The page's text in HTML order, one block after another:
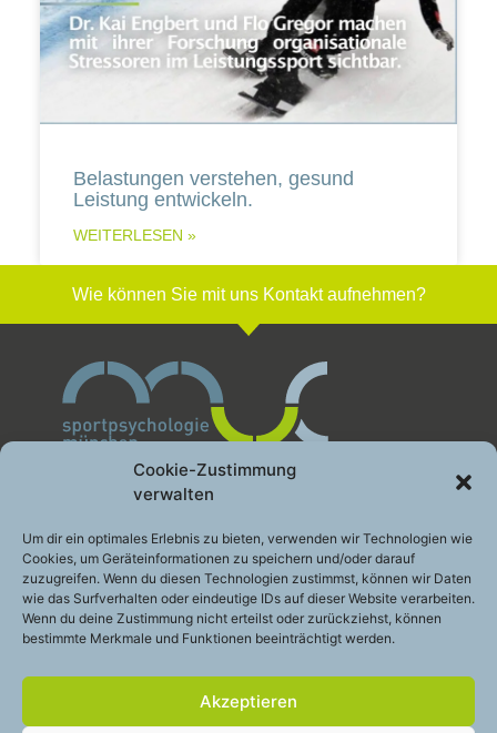
Cookie-Zustimmung
verwalten
Um dir ein optimales Erlebnis zu bieten, verwenden wir Technologien wie
Cookies, um Geräteinformationen zu speichern und/oder darauf
zuzugreifen. Wenn du diesen Technologien zustimmst, können wir Daten
wie das Surfverhalten oder eindeutige IDs auf dieser Website verarbeiten.
Wenn du deine Zustimmung nicht erteilst oder zurückziehst, können
bestimmte Merkmale und Funktionen beeinträchtigt werden.
Akzeptieren
Belastungen verstehen, gesund
Leistung entwickeln.
WEITERLESEN »
Wie können Sie mit uns Kontakt aufnehmen?
Sportpsychologie München GbR
Leistung gesund entwickeln
Engelhardstraße 10a
81369 München